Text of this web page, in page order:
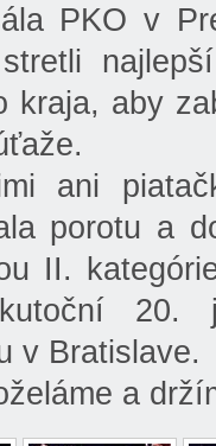
PKO v
kraja, aby
ani
porotu a
II.
20.
v Bratislave.
a